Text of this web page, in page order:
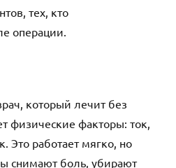
тех, кто
операции.
который лечит без
физические факторы: ток,
Это работает мягко, но
снимают боль, убирают